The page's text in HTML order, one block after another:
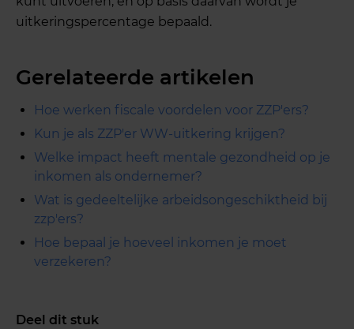
uitkeringspercentage bepaald.
Gerelateerde artikelen
Hoe werken fiscale voordelen voor ZZP'ers?
Kun je als ZZP'er WW-uitkering krijgen?
Welke impact heeft mentale gezondheid op je
inkomen als ondernemer?
Wat is gedeeltelijke arbeidsongeschiktheid bij
zzp'ers?
Hoe bepaal je hoeveel inkomen je moet
verzekeren?
Deel dit stuk